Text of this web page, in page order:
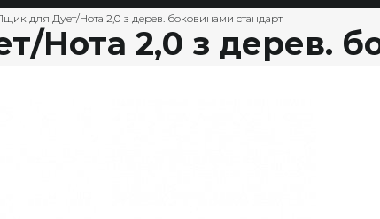
для Дует/Нота 2,0 з дерев. боковинами стандарт
Нота 2,0 з дерев.